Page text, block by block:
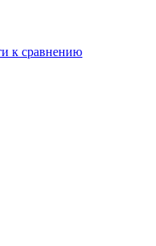
к сравнению